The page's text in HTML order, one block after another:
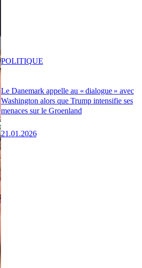
Le Danemark appelle au « dialogue » avec
Washington alors que Trump intensifie ses
menaces sur le Groenland
21.01.2026
POLITIQUE